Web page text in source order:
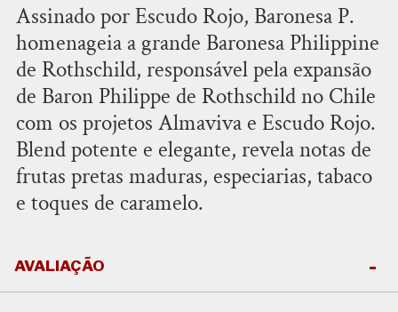
Assinado por Escudo Rojo, Baronesa P.
homenageia a grande Baronesa Philippine
de Rothschild, responsável pela expansão
de Baron Philippe de Rothschild no Chile
com os projetos Almaviva e Escudo Rojo.
Blend potente e elegante, revela notas de
frutas pretas maduras, especiarias, tabaco
e toques de caramelo.
AVALIAÇÃO